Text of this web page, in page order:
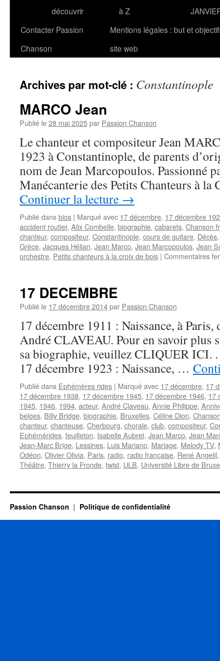
découvrir
à Z
Contacter Passion
Chanson
Mentions légales : but et
site web
Archives par mot-clé : Constantinople
MARCO Jean
Publié le28 mai 2025par Passion Chanson
Le chanteur et compositeur Jean
1923 à Constantinople, de parents
nom de Jean Marcopoulos. Passionné
Manécanterie des Petits Chanteurs à
Continuer la lecture →
Publié dansbios | Marqué avec 17 décembre, 17 décembre
accident routier, Alix Combelle, biographie, cabarets, Chanson
chanteur, compositeur, Constantinople, cours de guitare, Décès
Grèce, Jacques Hélian, Jean Marco, Jean Marcopoulos, Jean
orchestre, Petits chanteurs à la croix de bois | Commentaires
17 DECEMBRE
Publié le 17 décembre 2014par Passion Chanson
17 décembre 1911 : Naissance, à
André CLAVEAU. Pour en savoir plus
sa biographie, veuillez CLIQUER
17 décembre 1923 : Naissance, …
Publié dans Ephémères rides | Marqué avec 17 décembre, 17
17 décembre 1938, 17 décembre 1945, 17 décembre 1946, 17
1945, 1946, 1994, acteur, André Claveau, Annie Philippe,
belges, Billy Bridge, biographie, Bruxelles, Céline Dion,
chanteur, chanteuse, Cherbourg, chorale, club, compositeur,
Ephémérides, feuilleton, Isabelle Aubret, Jean Marco, Jean
Jean-Marc Brige, Lessines, Luis Mariano, Mariage, Melody TV,
Odéon, Olivier Olivia, Paris, radio, radio française, René Angelil
Théâtre, Thierry la Fronde, twist, ULB, Université Libre de
Passion Chanson Politique de confidentialité